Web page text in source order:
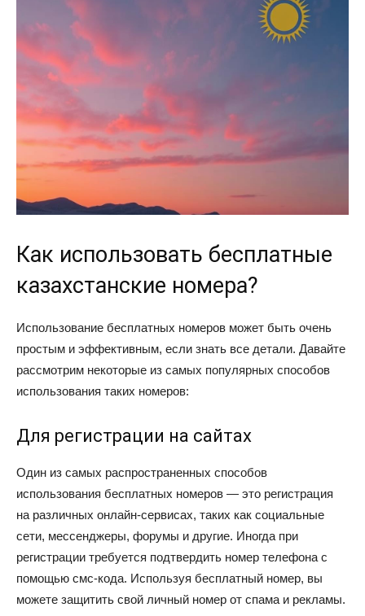
Как использовать бесплатные
казахстанские номера?
Использование бесплатных номеров может быть очень
простым и эффективным, если знать все детали. Давайте
рассмотрим некоторые из самых популярных способов
использования таких номеров:
Для регистрации на сайтах
Один из самых распространенных способов
использования бесплатных номеров — это регистрация
на различных онлайн-сервисах, таких как социальные
сети, мессенджеры, форумы и другие. Иногда при
регистрации требуется подтвердить номер телефона с
помощью смс-кода. Используя бесплатный номер, вы
можете защитить свой личный номер от спама и рекламы.